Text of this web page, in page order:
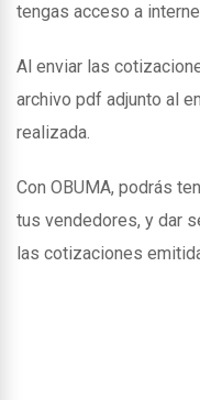
tengas acceso a
Al enviar las
archivo pdf adjunto al
realizada.
Con OBUMA, podrás
tus vendedores, y dar
las cotizaciones